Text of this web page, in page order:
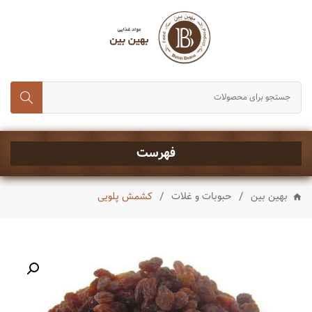
فهرست
بهین بین / حبوبات و غلات / کشمش پلویی
رب، تن ماهی و کنسروجات
چای,قند و شکر
خشکبار
ماکارونی و رشته
انواع روغن